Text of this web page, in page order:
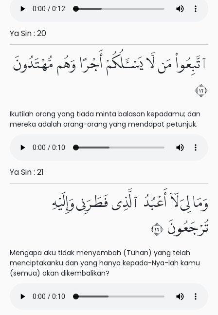
Ya Sin : 20
ٱتَّبِعُوا۟ مَن لَّا يَسْـَٔلُكُمْ أَجْرًا وَهُم مُّهْتَدُونَ
٢١
Ikutilah orang yang tiada minta balasan kepadamu; dan
mereka adalah orang-orang yang mendapat petunjuk.
Ya Sin : 21
وَمَا لِىَ لَآ أَعْبُدُ ٱلَّذِى فَطَرَنِى وَإِلَيْهِ
تُرْجَعُونَ ٢٢
Mengapa aku tidak menyembah (Tuhan) yang telah
menciptakanku dan yang hanya kepada-Nya-lah kamu
(semua) akan dikembalikan?